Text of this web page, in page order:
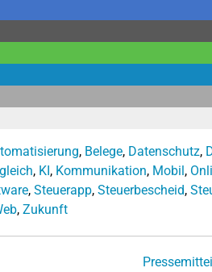
, Belege, Datenschutz,
, KI, Kommunikation, Mobil,
, Steuerapp, Steuerbescheid,
, Zukunft